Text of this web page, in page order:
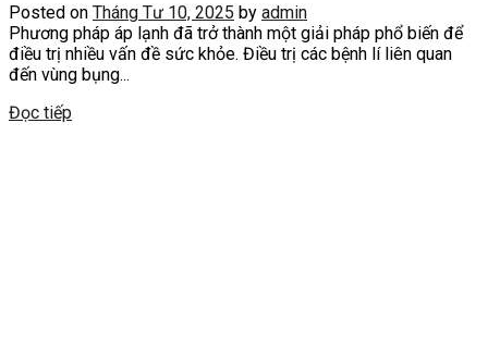
Posted on Tháng Tư 10, 2025 by admin
Phương pháp áp lạnh đã trở thành một giải pháp phổ biến để
điều trị nhiều vấn đề sức khỏe. Điều trị các bệnh lí liên quan
đến vùng bụng...
Đọc tiếp